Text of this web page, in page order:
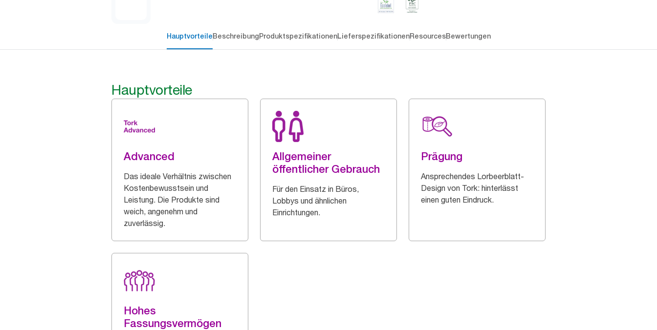
HauptvorteileBeschreibungProduktspezifikationenLieferspezifikationenResourcesBewertungen
Hauptvorteile
Advanced
Das ideale Verhältnis zwischen
Kostenbewusstsein und
Leistung. Die Produkte sind
weich, angenehm und
zuverlässig.
Allgemeiner
öffentlicher Gebrauch
Für den Einsatz in Büros,
Lobbys und ähnlichen
Einrichtungen.
Prägung
Ansprechendes Lorbeerblatt-
Design von Tork: hinterlässt
einen guten Eindruck.
Hohes
Fassungsvermögen